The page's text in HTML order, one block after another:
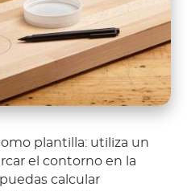
plantilla: utiliza un
el contorno en la
calcular